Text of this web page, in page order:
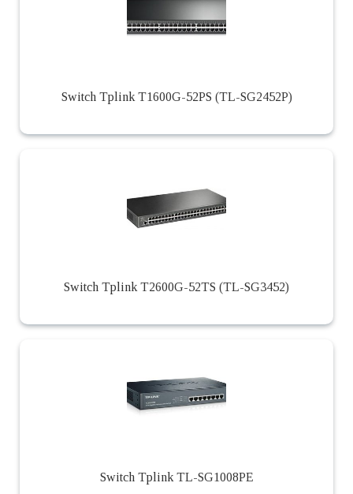
Switch Tplink T1600G-52PS (TL-SG2452P)
Switch Tplink T2600G-52TS (TL-SG3452)
Switch Tplink TL-SG1008PE